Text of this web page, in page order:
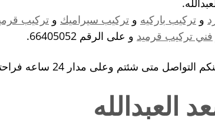
و تركيب باركيه و تركيب سيراميك و تركيب
فني تركيب قرميد و على الرقم 66405052.
شئتم وعلى مدار 24 ساعه فراحتكم هي أكبر همنا
العبدالله